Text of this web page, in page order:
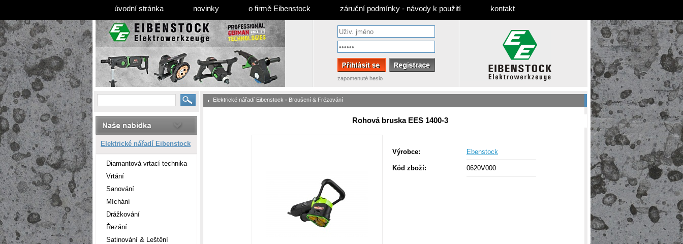
úvodní stránka novinky o firmě Eibenstock záruční podmínky - návody k použití kontakt
zapomenuté heslo
Elektrické nářadí Eibenstock
Diamantová vrtací technika
Vrtání
Sanování
Míchání
Drážkování
Řezání
Satinování & Leštění
Elektrické nářadí Eibenstock - Broušení & Frézování
Rohová bruska EES 1400-3
Výrobce: Ebenstock
Kód zboží: 0620V000